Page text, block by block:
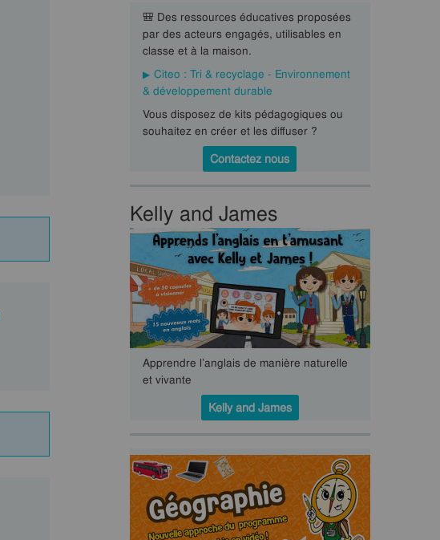
🎒 Des ressources éducatives proposées
par des acteurs engagés, utilisables en
classe et à la maison.
Citeo : Tri & recyclage - Environnement
& développement durable
Vous disposez de kits pédagogiques ou
souhaitez en créer et les diffuser ?
Contactez nous
Kelly and James
Apprendre l’anglais de manière naturelle
et vivante
Kelly and James